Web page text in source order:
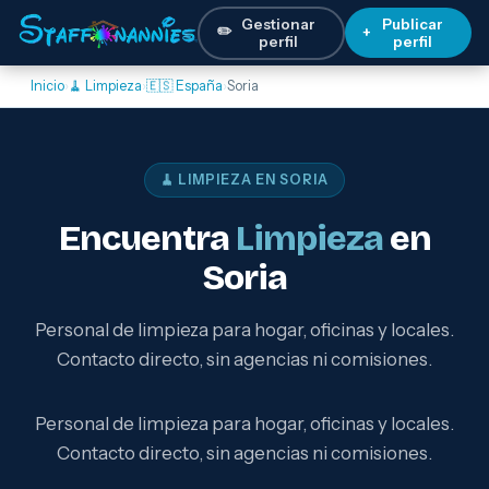
✏️ Gestionar
perfil
+
Publicar
perfil
Inicio› 🧹 Limpieza›🇪🇸 España›Soria
🧹 LIMPIEZA EN SORIA
Encuentra Limpiezaen
Soria
Personal de limpieza para hogar, oficinas y locales.
Contacto directo, sin agencias ni comisiones.
Personal de limpieza para hogar, oficinas y locales.
Contacto directo, sin agencias ni comisiones.